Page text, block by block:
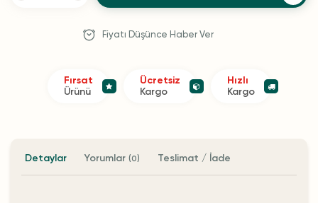
Fiyatı Düşünce Haber Ver
Fırsat
Ürünü
Ücretsiz
Kargo
Hızlı
Kargo
Detaylar Yorumlar (0) Teslimat / İade